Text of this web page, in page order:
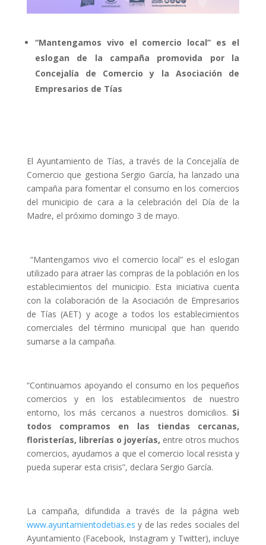
“Mantengamos vivo el comercio local” es el
eslogan de la campaña promovida por la
Concejalía de Comercio y la Asociación de
Empresarios de Tías
El Ayuntamiento de Tías, a través de la Concejalía de
Comercio que gestiona Sergio García, ha lanzado una
campaña para fomentar el consumo en los comercios
del municipio de cara a la celebración del Día de la
Madre, el próximo domingo 3 de mayo.
“Mantengamos vivo el comercio local” es el eslogan
utilizado para atraer las compras de la población en los
establecimientos del municipio. Esta iniciativa cuenta
con la colaboración de la Asociación de Empresarios
de Tías (AET) y acoge a todos los establecimientos
comerciales del término municipal que han querido
sumarse a la campaña.
“Continuamos apoyando el consumo en los pequeños
comercios y en los establecimientos de nuestro
entorno, los más cercanos a nuestros domicilios. Si
todos compramos en las tiendas cercanas,
floristerías, librerías o joyerías, entre otros muchos
comercios, ayudamos a que el comercio local resista y
pueda superar esta crisis”, declara Sergio García.
La campaña, difundida a través de la página web
www.ayuntamientodetias.es y de las redes sociales del
Ayuntamiento (Facebook, Instagram y Twitter), incluye